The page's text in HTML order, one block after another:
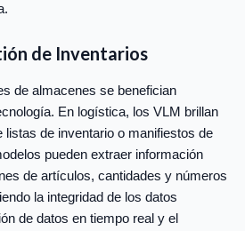
de Inventarios
de almacenes se benefician
En logística, los VLM brillan
listas de inventario o manifiestos de
pueden extraer información
de artículos, cantidades y números
la integridad de los datos
de datos en tiempo real y el